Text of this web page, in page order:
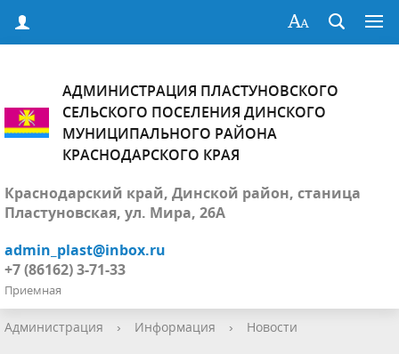
АДМИНИСТРАЦИЯ ПЛАСТУНОВСКОГО
СЕЛЬСКОГО ПОСЕЛЕНИЯ ДИНСКОГО
МУНИЦИПАЛЬНОГО РАЙОНА
КРАСНОДАРСКОГО КРАЯ
Краснодарский край, Динской район, станица
Пластуновская, ул. Мира, 26А
admin_plast@inbox.ru
+7 (86162) 3-71-33
Приемная
Администрация › Информация › Новости